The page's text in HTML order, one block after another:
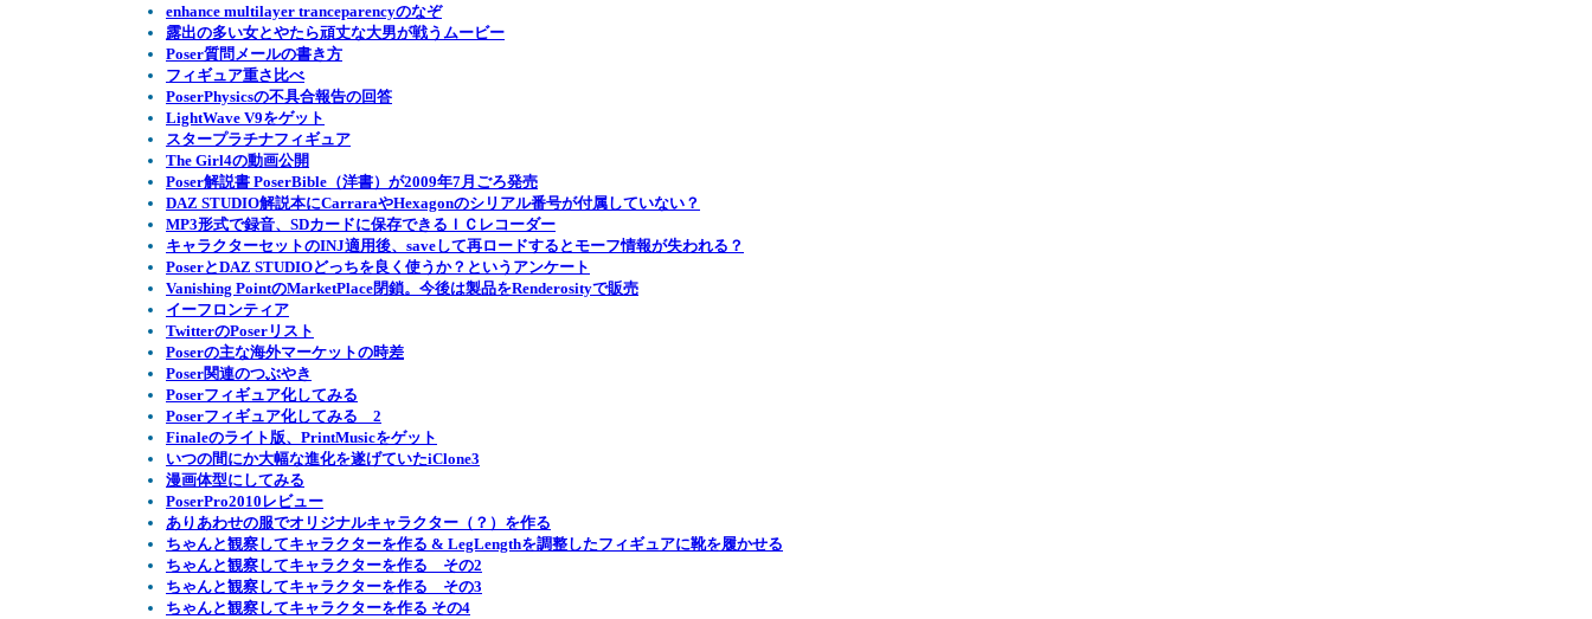
enhance multilayer tranceparencyのなぞ
露出の多い女とやたら頑丈な大男が戦うムービー
Poser質問メールの書き方
フィギュア重さ比べ
PoserPhysicsの不具合報告の回答
LightWave V9をゲット
スタープラチナフィギュア
The Girl4の動画公開
Poser解説書 PoserBible（洋書）が2009年7月ごろ発売
DAZ STUDIO解説本にCarraraやHexagonのシリアル番号が付属していない？
MP3形式で録音、SDカードに保存できるＩＣレコーダー
キャラクターセットのINJ適用後、saveして再ロードするとモーフ情報が失われる？
PoserとDAZ STUDIOどっちを良く使うか？というアンケート
Vanishing PointのMarketPlace閉鎖。今後は製品をRenderosityで販売
イーフロンティア
TwitterのPoserリスト
Poserの主な海外マーケットの時差
Poser関連のつぶやき
Poserフィギュア化してみる
Poserフィギュア化してみる 2
Finaleのライト版、PrintMusicをゲット
いつの間にか大幅な進化を遂げていたiClone3
漫画体型にしてみる
PoserPro2010レビュー
ありあわせの服でオリジナルキャラクター（？）を作る
ちゃんと観察してキャラクターを作る & LegLengthを調整したフィギュアに靴を履かせる
ちゃんと観察してキャラクターを作る その2
ちゃんと観察してキャラクターを作る その3
ちゃんと観察してキャラクターを作る その4